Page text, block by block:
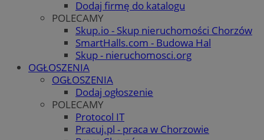
Dodaj firmę do katalogu
POLECAMY
Skup.io - Skup nieruchomości Chorzów
SmartHalls.com - Budowa Hal
Skup - nieruchomosci.org
OGŁOSZENIA
OGŁOSZENIA
Dodaj ogłoszenie
POLECAMY
Protocol IT
Pracuj.pl - praca w Chorzowie